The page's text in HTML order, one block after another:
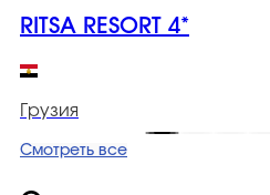
RITSA RESORT 4*
Грузия
Смотреть все